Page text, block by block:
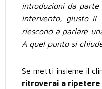
introduzioni da
intervento, giusto il
riescono a parlare
A quel punto si
Se metti insieme il
ritroverai a ripetere